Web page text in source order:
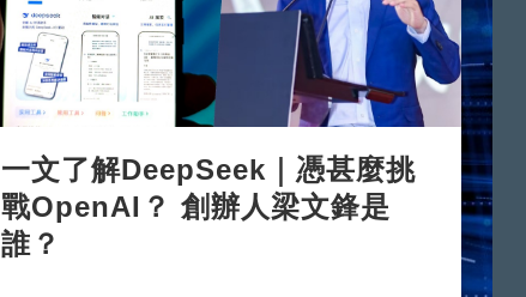
一文了解DeepSeek｜憑甚麼挑
戰OpenAI？ 創辦人梁文鋒是
誰？